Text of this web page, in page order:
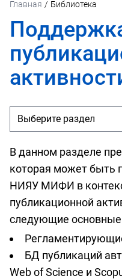
Главная / Библиотека
В данном разделе
которая может быть
НИЯУ МИФИ в
публикационной
следующие
БД публикаций
Web of Science и